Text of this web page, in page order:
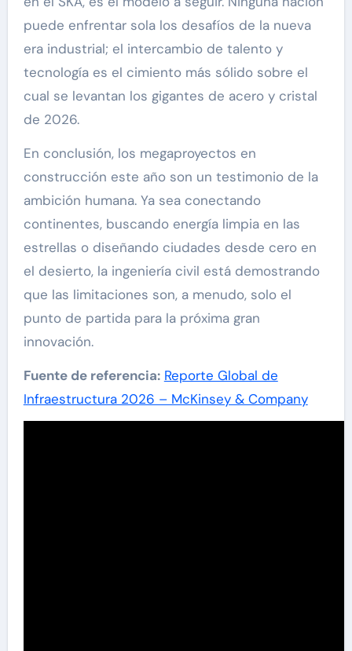
puede enfrentar sola los desafíos de la nueva
era industrial; el intercambio de talento y
tecnología es el cimiento más sólido sobre el
cual se levantan los gigantes de acero y cristal
de 2026.
En conclusión, los megaproyectos en
construcción este año son un testimonio de la
ambición humana. Ya sea conectando
continentes, buscando energía limpia en las
estrellas o diseñando ciudades desde cero en
el desierto, la ingeniería civil está demostrando
que las limitaciones son, a menudo, solo el
punto de partida para la próxima gran
innovación.
Fuente de referencia: Reporte Global de
Infraestructura 2026 – McKinsey & Company